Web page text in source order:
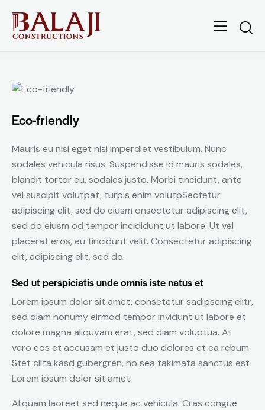
Eco-friendly
Mauris eu nisi eget nisi imperdiet vestibulum. Nunc
sodales vehicula risus. Suspendisse id mauris sodales,
blandit tortor eu, sodales justo. Morbi tincidunt, ante
vel suscipit volutpat, turpis enim volutpSectetur
adipiscing elit, sed do eiusm onsectetur adipiscing elit,
sed do eiusm od tempor incididunt ut labore. Ut vel
placerat eros, eu tincidunt velit. Consectetur adipiscing
elit, adipiscing elit, sed do.
Sed ut perspiciatis unde omnis iste natus et
Lorem ipsum dolor sit amet, consetetur sadipscing elitr,
sed diam nonumy eirmod tempor invidunt ut labore et
dolore magna aliquyam erat, sed diam voluptua. At
vero eos et accusam et justo duo dolores et ea rebum.
Stet clita kasd gubergren, no sea takimata sanctus est
Lorem ipsum dolor sit amet.
Aliquam laoreet sed neque ac vehicula. Cras congue